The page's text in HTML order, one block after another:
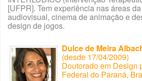
[UFPR]. Tem experiência nas áreas
audiovisual, cinema de animação e
design de jogos.
Dulce de Meira
(desde 17/04/2009)
Doutorado em Design
Federal do Paraná,